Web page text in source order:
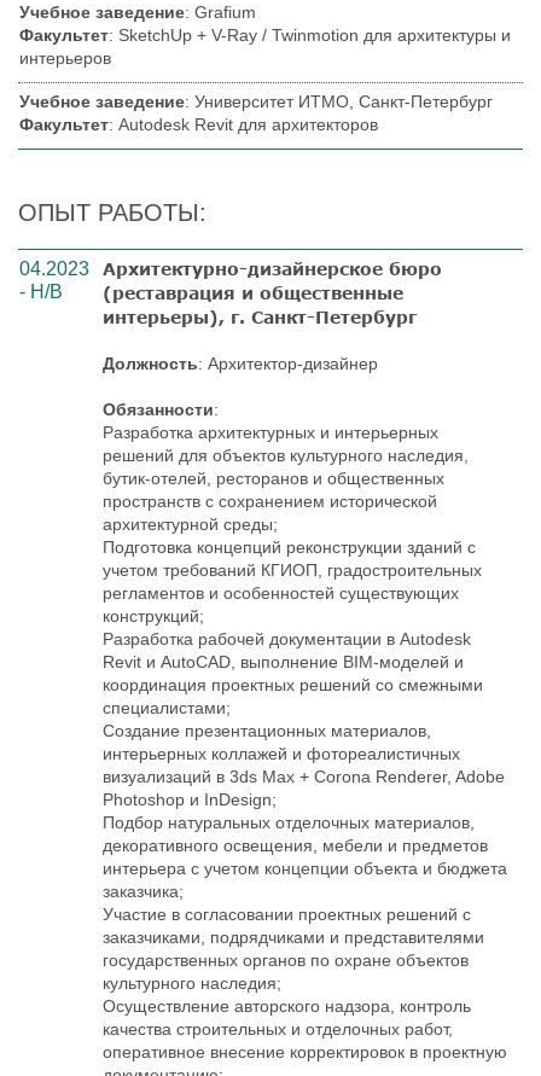
Учебное заведение: Grafium
Факультет: SketchUp + V-Ray / Twinmotion для архитектуры и
интерьеров
Учебное заведение: Университет ИТМО, Санкт-Петербург
Факультет: Autodesk Revit для архитекторов
ОПЫТ РАБОТЫ:
04.2023
- Н/В
Архитектурно-дизайнерское бюро
(реставрация и общественные
интерьеры), г. Санкт-Петербург
Должность: Архитектор-дизайнер
Обязанности:
Разработка архитектурных и интерьерных
решений для объектов культурного наследия,
бутик-отелей, ресторанов и общественных
пространств с сохранением исторической
архитектурной среды;
Подготовка концепций реконструкции зданий с
учетом требований КГИОП, градостроительных
регламентов и особенностей существующих
конструкций;
Разработка рабочей документации в Autodesk
Revit и AutoCAD, выполнение BIM-моделей и
координация проектных решений со смежными
специалистами;
Создание презентационных материалов,
интерьерных коллажей и фотореалистичных
визуализаций в 3ds Max + Corona Renderer, Adobe
Photoshop и InDesign;
Подбор натуральных отделочных материалов,
декоративного освещения, мебели и предметов
интерьера с учетом концепции объекта и бюджета
заказчика;
Участие в согласовании проектных решений с
заказчиками, подрядчиками и представителями
государственных органов по охране объектов
культурного наследия;
Осуществление авторского надзора, контроль
качества строительных и отделочных работ,
оперативное внесение корректировок в проектную